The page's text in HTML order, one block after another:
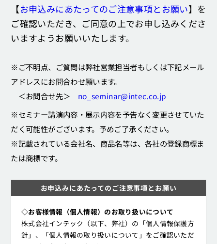
【お申込みにあたってのご注意事項とお願い】を
ご確認いただき、ご同意の上でお申し込みくださ
いますようお願いいたします。
※ご不明点、ご質問は弊社営業担当者もしくは下記メール
アドレスにお問合わせ願います。
＜お問合せ先＞
no_seminar@intec.co.jp
※セミナー講演内容・展示内容を予告なく変更させていた
だく可能性がございます。予めご了承ください。
※記載されている会社名、商品名等は、各社の登録商標ま
たは商標です。
お申込みにあたってのご注意事項とお願い
◇お客様情報（個人情報）のお取り扱いについて
株式会社インテック（以下、弊社）の「個人情報保護方
針」、「個人情報の取り扱いについて」をご確認いただ